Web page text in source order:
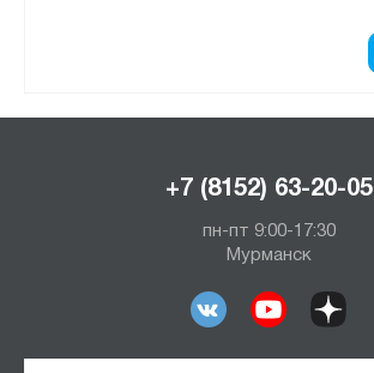
+7 (8152) 63-20-05
пн-пт 9:00-17:30
Мурманск